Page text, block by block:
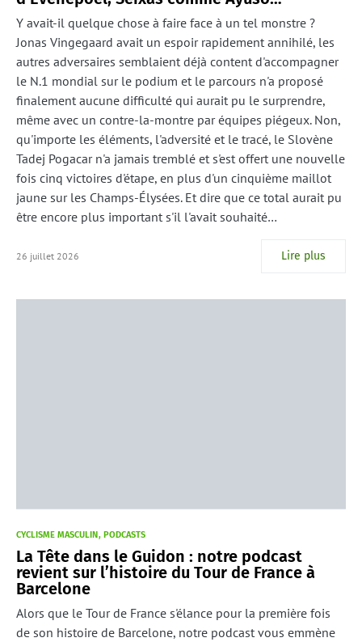
Y avait-il quelque chose à faire face à un tel monstre ?
Jonas Vingegaard avait un espoir rapidement annihilé, les
autres adversaires semblaient déjà content d'accompagner
le N.1 mondial sur le podium et le parcours n'a proposé
finalement aucune difficulté qui aurait pu le surprendre,
même avec un contre-la-montre par équipes piégeux. Non,
qu'importe les éléments, l'adversité et le tracé, le Slovène
Tadej Pogacar n'a jamais tremblé et s'est offert une nouvelle
fois cinq victoires d'étape, en plus d'un cinquième maillot
jaune sur les Champs-Élysées. Et dire que ce total aurait pu
être encore plus important s'il l'avait souhaité…
26 juillet 2026 Lire plus
CYCLISME MASCULIN PODCASTS
La Tête dans le Guidon : notre podcast
revient sur l’histoire du Tour de France à
Barcelone
Alors que le Tour de France s'élance pour la première fois
de son histoire de Barcelone, notre podcast vous emmène